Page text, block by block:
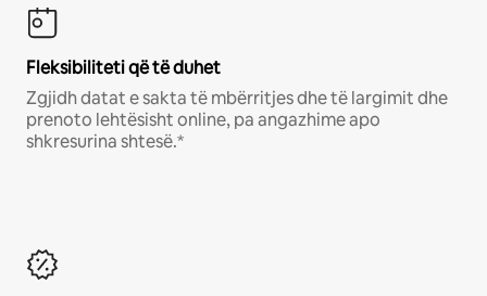
Fleksibiliteti që të duhet
Zgjidh datat e sakta të mbërritjes dhe të largimit dhe
prenoto lehtësisht online, pa angazhime apo
shkresurina shtesë.*